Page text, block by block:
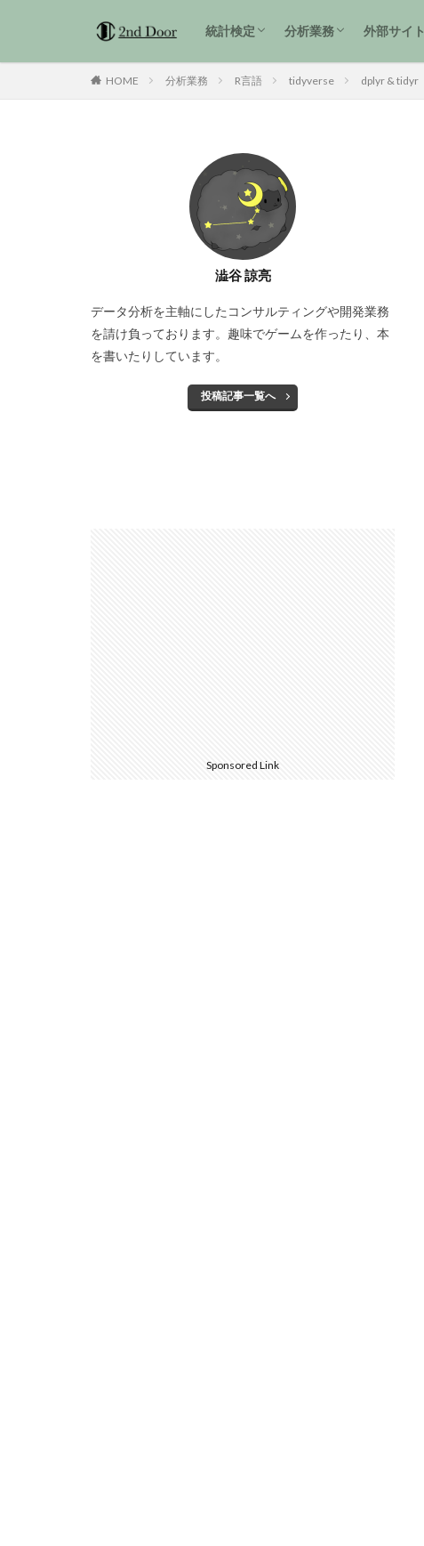
統計検定
1級解説
準1級解説
2級解説
統計検定3級 過去問解説
分析業務
tidyverse
外部サイト
HOME 分析業務 R言語 tidyverse dplyr & tidyr
澁谷 諒亮
データ分析を主軸にしたコンサルティングや開発業務
を請け負っております。趣味でゲームを作ったり、本
を書いたりしています。
投稿記事一覧へ
Sponsored Link